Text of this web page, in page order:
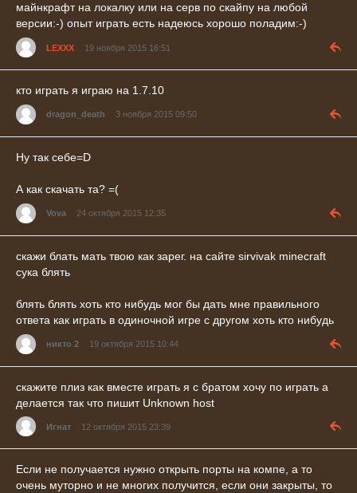
майнкрафт на локалку или на серв по скайпу на любой
версии:-) опыт играть есть надеюсь хорошо поладим:-)
LEXXX 19 ноября 2015 16:51
кто играть я играю на 1.7.10
dragon_death 3 ноября 2015 09:50
Ну так себе=D
А как скачать та? =(
Vova 24 октября 2015 12:35
скажи блать мать твою как зарег. на сайте sirvivak minecraft
сука блять
блять блять хоть кто нибудь мог бы дать мне правильного
ответа как играть в одиночной игре с другом хоть кто нибудь
никто 2 19 октября 2015 10:44
скажите плиз как вместе играть я с братом хочу по играть а
делается так что пишит Unknown host
Игнат 12 октября 2015 23:39
Если не получается нужно открыть порты на компе, а то
очень муторно и не многих получится, если они закрыты, то